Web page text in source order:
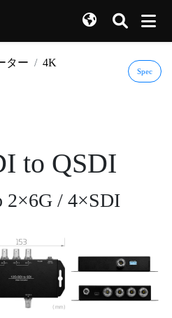
ター
4K
Spec
to QSDI
2×6G / 4×SDI